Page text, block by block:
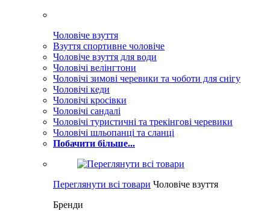
Чоловіче взуття
Взуття спортивне чоловіче
Чоловіче взуття для води
Чоловічі велінгтони
Чоловічі зимові черевики та чоботи для снігу
Чоловічі кеди
Чоловічі кросівки
Чоловічі сандалі
Чоловічі туристичні та трекінгові черевики
Чоловічі шльопанці та сланці
Побачити більше...
Переглянути всі товари Чоловіче взуття
Бренди